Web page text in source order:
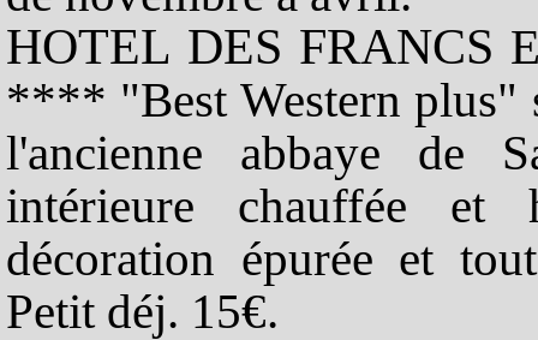
HOTEL DES FRANCS
**** "Best Western plus"
l'ancienne abbaye de
intérieure chauffée et
décoration épurée et
Petit déj. 15€.